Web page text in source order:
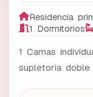
Residencia
1 Dormitorios
1 Camas
supletoria doble